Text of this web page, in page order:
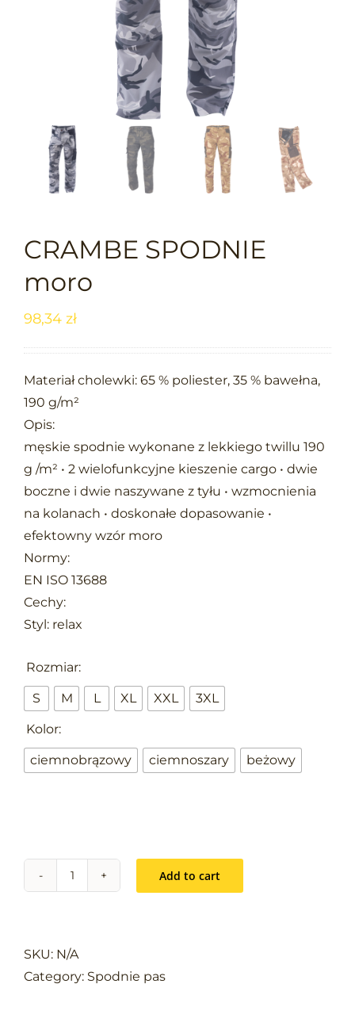
CRAMBE SPODNIE
moro
98,34 zł
Materiał cholewki: 65 % poliester, 35 % bawełna,
190 g/m²
Opis:
męskie spodnie wykonane z lekkiego twillu 190
g /m² • 2 wielofunkcyjne kieszenie cargo • dwie
boczne i dwie naszywane z tyłu • wzmocnienia
na kolanach • doskonałe dopasowanie •
efektowny wzór moro
Normy:
EN ISO 13688
Cechy:
Styl: relax
Rozmiar:
S M L XL XXL 3XL
Kolor:
ciemnobrązowy ciemnoszary beżowy
quantity
Add to cart
SKU: N/A
Category: Spodnie pas